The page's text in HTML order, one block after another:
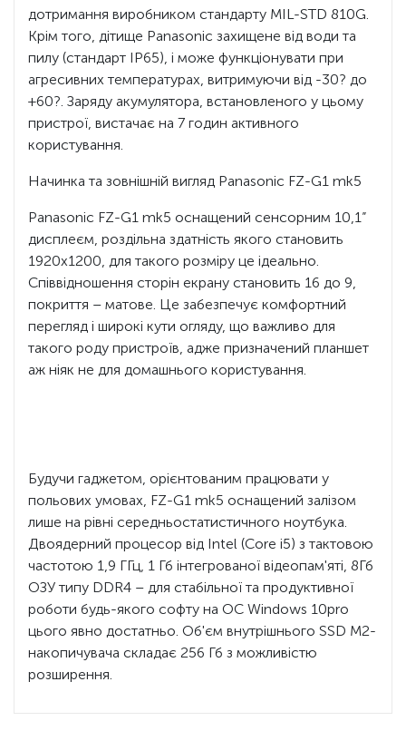
дотримання виробником стандарту MIL-STD 810G.
Крім того, дітище Panasonic захищене від води та
пилу (стандарт IP65), і може функціонувати при
агресивних температурах, витримуючи від -30? до
+60?. Заряду акумулятора, встановленого у цьому
пристрої, вистачає на 7 годин активного
користування.
Начинка та зовнішній вигляд Panasonic FZ-G1 mk5
Panasonic FZ-G1 mk5 оснащений сенсорним 10,1”
дисплеєм, роздільна здатність якого становить
1920х1200, для такого розміру це ідеально.
Співвідношення сторін екрану становить 16 до 9,
покриття – матове. Це забезпечує комфортний
перегляд і широкі кути огляду, що важливо для
такого роду пристроїв, адже призначений планшет
аж ніяк не для домашнього користування.
Будучи гаджетом, орієнтованим працювати у
польових умовах, FZ-G1 mk5 оснащений залізом
лише на рівні середньостатистичного ноутбука.
Двоядерний процесор від Intel (Core i5) з тактовою
частотою 1,9 ГГц, 1 Гб інтегрованої відеопам'яті, 8Гб
ОЗУ типу DDR4 – для стабільної та продуктивної
роботи будь-якого софту на ОС Windows 10pro
цього явно достатньо. Об'єм внутрішнього SSD M2-
накопичувача складає 256 Гб з можливістю
розширення.